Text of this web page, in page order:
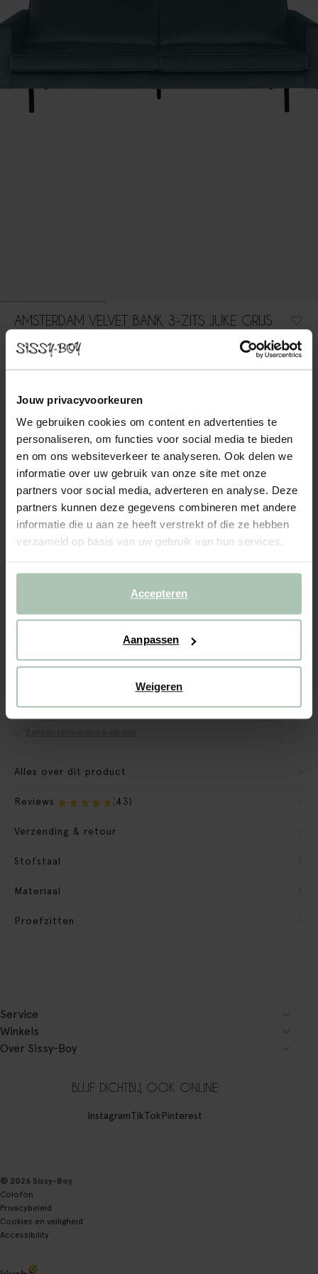
Jouw privacyvoorkeuren
We gebruiken cookies om content en advertenties te
personaliseren, om functies voor social media te bieden
en om ons websiteverkeer te analyseren. Ook delen we
informatie over uw gebruik van onze site met onze
partners voor social media, adverteren en analyse. Deze
partners kunnen deze gegevens combineren met andere
informatie die u aan ze heeft verstrekt of die ze hebben
verzameld op basis van uw gebruik van hun services.
Accepteren
Aanpassen
Weigeren
AMSTERDAM VELVET BANK 3-ZITS JUKE GRIJS
1049.00
Comfortabele 3-zits velvet bank uit de Amsterdam serie. De
uitstraling en een comfortabele zitervaring. Let op: Bij de
levering kan de bank in kleur afwijken van de stofstaa...
Lees meer
1 Model:3-zits (1x) + opties
3 Extra's + toevoegen
VOEG TOE AAN WINKELMAND
CBW garantie
We maken de bank gebruiksklaar
Verpakkingsmateriaal nemen we mee
Alles over dit product
Reviews (43)
Verzending & retour
Stofstaal
Materiaal
Proefzitten
Service
Winkels
Over Sissy-Boy
BLIJF DICHTBIJ, OOK ONLINE
InstagramTikTokPinterest
© 2026 Sissy-Boy
Colofon
Privacybeleid
Cookies en veiligheid
Accessibility